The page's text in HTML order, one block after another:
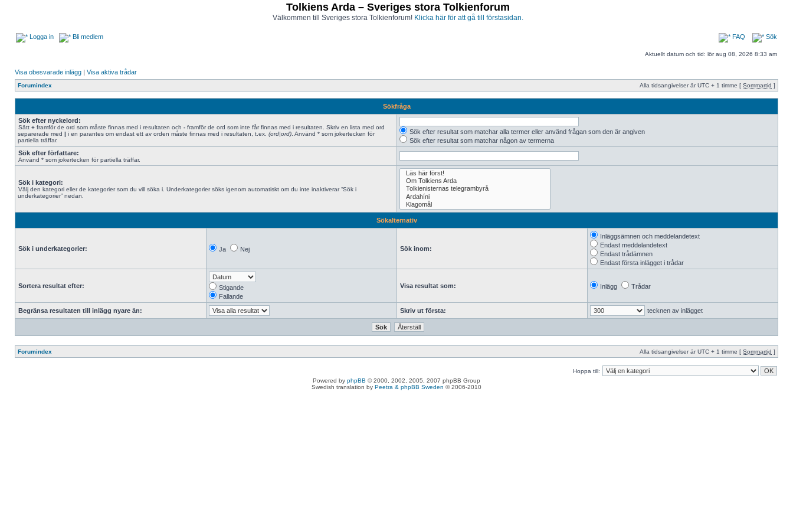
Tolkiens Arda – Sveriges stora Tolkienforum
Välkommen till Sveriges stora Tolkienforum! Klicka här för att gå till förstasidan.
Logga in Bli medlem FAQ Sök
Aktuellt datum och tid: lör aug 08, 2026 8:33 am
Visa obesvarade inlägg | Visa aktiva trådar
Forumindex Alla tidsangivelser är UTC + 1 timme [ Sommartid ]
Sökfråga
Sök efter nyckelord:
Sätt + framför de ord som måste finnas med i resultaten och - framför de ord som inte får finnas med i resultaten. Skriv en lista med ord
separerade med | i en parantes om endast ett av orden måste finnas med i resultaten, t.ex. (ord|ord) . Använd * som jokertecken för
partiella träffar.
Sök efter resultat som matchar alla termer eller använd frågan som den är angiven
Sök efter resultat som matchar någon av termerna
Sök efter författare:
Använd * som jokertecken för partiella träffar.
Sök i kategori:
Välj den kategori eller de kategorier som du vill söka i. Underkategorier söks igenom automatiskt om du inte inaktiverar “Sök i
underkategorier” nedan.
Sökalternativ
Sök i underkategorier: Ja Nej Sök inom:
Inläggsämnen och meddelandetext
Endast meddelandetext
Endast trådämnen
Endast första inlägget i trådar
Sortera resultat efter:
Stigande
Fallande
Visa resultat som: Inlägg Trådar
Begränsa resultaten till inlägg nyare än: Skriv ut första: tecknen av inlägget
Forumindex Alla tidsangivelser är UTC + 1 timme [ Sommartid ]
Hoppa till:
Powered by phpBB © 2000, 2002, 2005, 2007 phpBB Group
Swedish translation by Peetra & phpBB Sweden © 2006-2010